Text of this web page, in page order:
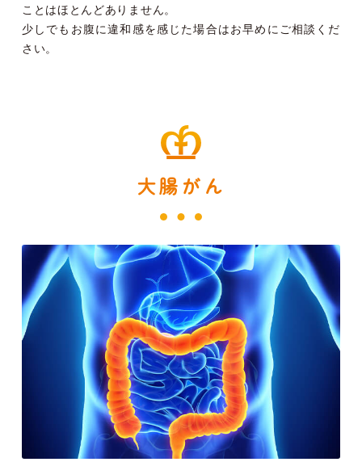
ことはほとんどありません。
少しでもお腹に違和感を感じた場合はお早めにご相談くだ
さい。
大腸がん